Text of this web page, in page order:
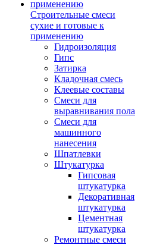
Строительные смеси
сухие и готовые к
применению
Гидроизоляция
Гипс
Затирка
Кладочная смесь
Клеевые составы
Смеси для
выравнивания пола
Смеси для
машинного
нанесения
Шпатлевки
Штукатурка
Гипсовая
штукатурка
Декоративная
штукатурка
Цементная
штукатурка
Ремонтные смеси